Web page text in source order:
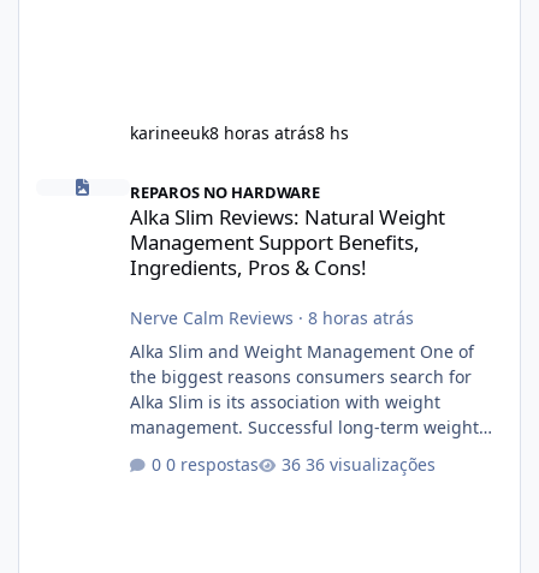
karineeuk8 horas atrás8 hs
Alka Slim Reviews: Natural Weight Management Support
REPAROS NO HARDWARE
Alka Slim Reviews: Natural Weight
Management Support Benefits,
Ingredients, Pros & Cons!
Nerve Calm Reviews · 8 horas atrás
Alka Slim and Weight Management One of
the biggest reasons consumers search for
Alka Slim is its association with weight
management. Successful long-term weight
management typically depends on
consistency rather than quick fixes. A
0 respostas 36 visualizações